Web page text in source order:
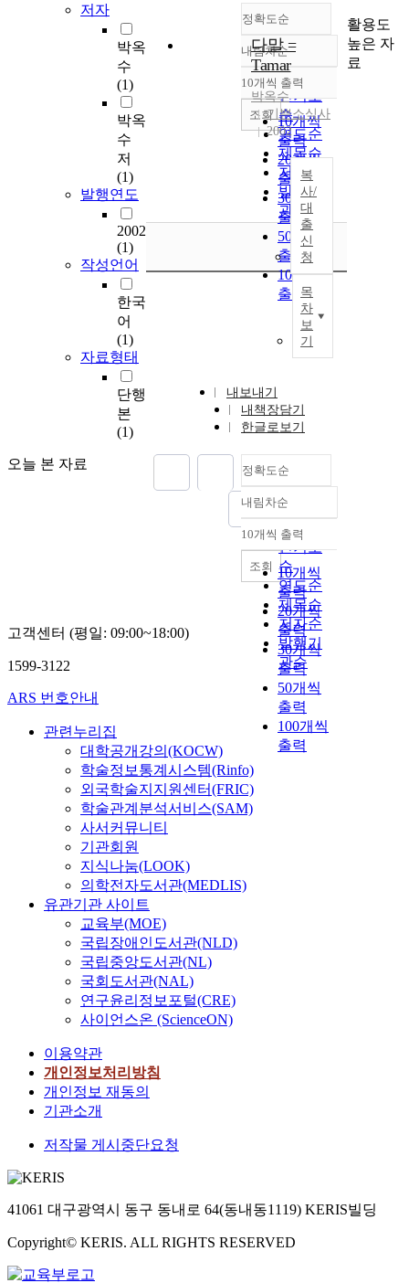
저자
박옥
수
(1)
박옥
수
저
(1)
발행연도
2002
(1)
작성언어
한국
어
(1)
자료형태
단행
본
(1)
오늘 본 자료
정확도순
정확도
순
인기도
순
연도순
제목순
저자순
발행기
관순
내림차순
내림차순
10개씩 출력
10개씩
출력
20개씩
출력
30개씩
출력
50개씩
출력
100개씩
출력
조회
다말 =
Tamar
박옥수
기쁜소식사
2002
복
사/
대
출
신
청
목
차
보
기
내보내기
내책장담기
한글로보기
정확도순
정확도
순
인기도
순
연도순
제목순
저자순
발행기
관순
내림차순
내림차순
10개씩 출력
10개씩
출력
20개씩
출력
30개씩
출력
50개씩
출력
100개씩
출력
조회
활용도
높은 자
료
고객센터 (평일: 09:00~18:00)
1599-3122
ARS 번호안내
관련누리집
대학공개강의(KOCW)
학술정보통계시스템(Rinfo)
외국학술지지원센터(FRIC)
학술관계분석서비스(SAM)
사서커뮤니티
기관회원
지식나눔(LOOK)
의학전자도서관(MEDLIS)
유관기관 사이트
교육부(MOE)
국립장애인도서관(NLD)
국립중앙도서관(NL)
국회도서관(NAL)
연구윤리정보포털(CRE)
사이언스온 (ScienceON)
이용약관
개인정보처리방침
개인정보 재동의
기관소개
저작물 게시중단요청
41061 대구광역시 동구 동내로 64(동내동1119) KERIS빌딩
Copyright© KERIS. ALL RIGHTS RESERVED